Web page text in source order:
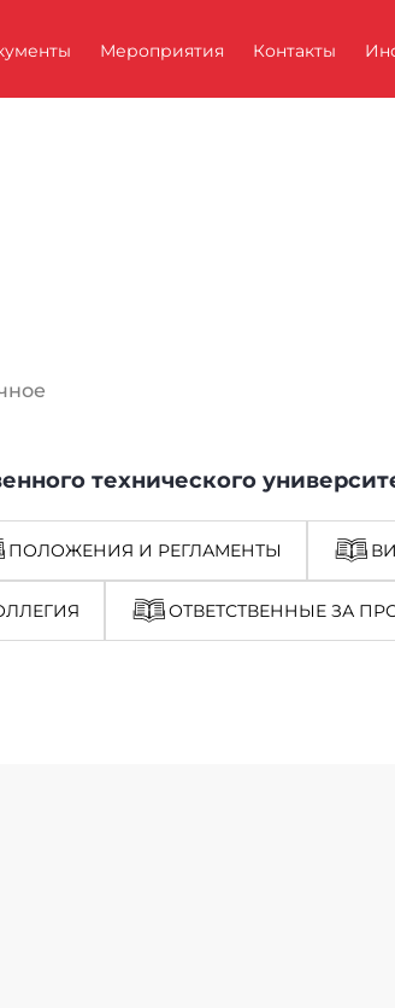
Мероприятия Контакты
технического
ПОЛОЖЕНИЯ И РЕГЛАМЕНТЫ
ОТВЕТСТВЕННЫЕ ЗА